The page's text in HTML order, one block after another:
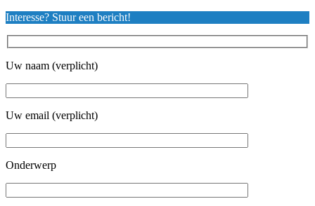
Interesse? Stuur een bericht!
Uw naam (verplicht)
Uw email (verplicht)
Onderwerp